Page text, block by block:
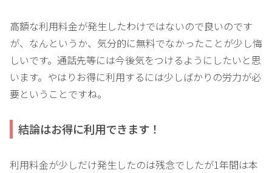
高額な利用料金が発生したわけではないので良いのです
が、なんというか、気分的に無料でなかったことが少し悔
しいです。通話先等には今後気をつけるようにしたいと思
います。やはりお得に利用するには少しばかりの労力が必
要ということですね。
結論はお得に利用できます！
利用料金が少しだけ発生したのは残念でしたが1年間は本